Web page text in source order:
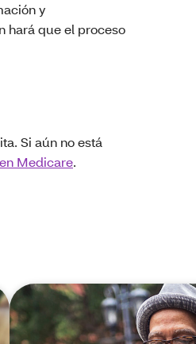
y
hará que el proceso
Si aún no está
Medicare.